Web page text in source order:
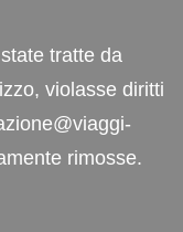
tratte da
violasse diritti
rimosse.